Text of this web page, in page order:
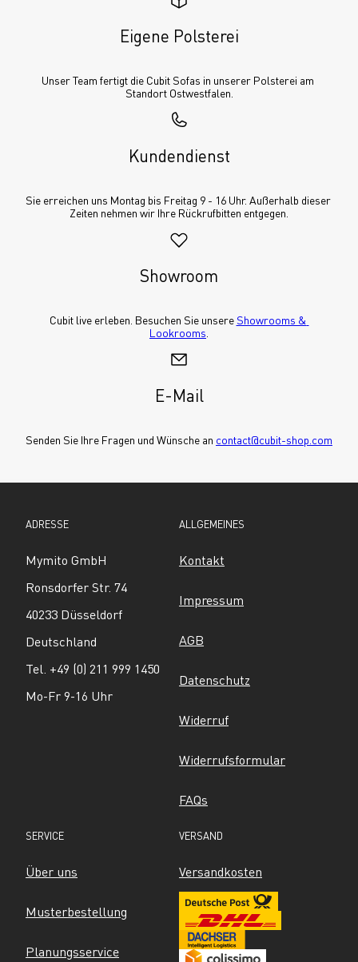
Eigene Polsterei
Unser Team fertigt die Cubit Sofas in unserer Polsterei am
Standort Ostwestfalen.
Kundendienst
Sie erreichen uns Montag bis Freitag 9 - 16 Uhr. Außerhalb dieser
Zeiten nehmen wir Ihre Rückrufbitten entgegen.
Showroom
Cubit live erleben. Besuchen Sie unsere Showrooms &
Lookrooms
E-Mail
Senden Sie Ihre Fragen und Wünsche an contact@cubit-shop.com
ADRESSE
Mymito GmbH
Ronsdorfer Str. 74
40233 Düsseldorf
Deutschland
Tel. +49 (0) 211 999 1450
Mo-Fr 9-16 Uhr
ALLGEMEINES
Kontakt
Impressum
AGB
Datenschutz
Widerruf
Widerrufsformular
FAQs
SERVICE
Über uns
Musterbestellung
Planungsservice
VERSAND
Versandkosten